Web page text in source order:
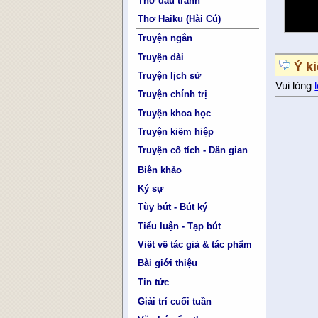
Thơ Haiku (Hài Cú)
Truyện ngắn
Truyện dài
Truyện lịch sử
Truyện chính trị
Truyện khoa học
Truyện kiếm hiệp
Truyện cổ tích - Dân gian
Biên khảo
Ký sự
Tùy bút - Bút ký
Tiểu luận - Tạp bút
Viết về tác giả & tác phẩm
Bài giới thiệu
Tin tức
Giải trí cuối tuần
Ý
Vui lòng